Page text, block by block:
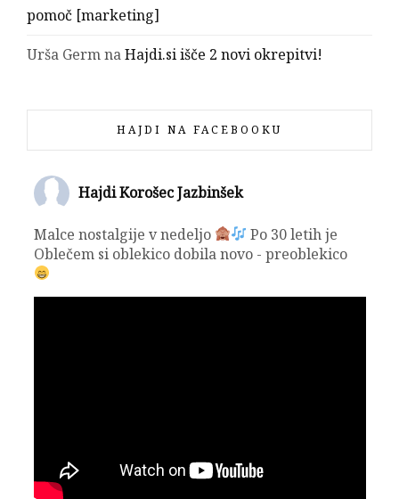
pomoč [marketing]
Urša GermnaHajdi.si išče 2 novi okrepitvi!
HAJDI NA FACEBOOKU
Hajdi Korošec Jazbinšek
Malce nostalgije v nedeljo
Po 30 letih je
Oblečem si oblekico dobila novo - preoblekico